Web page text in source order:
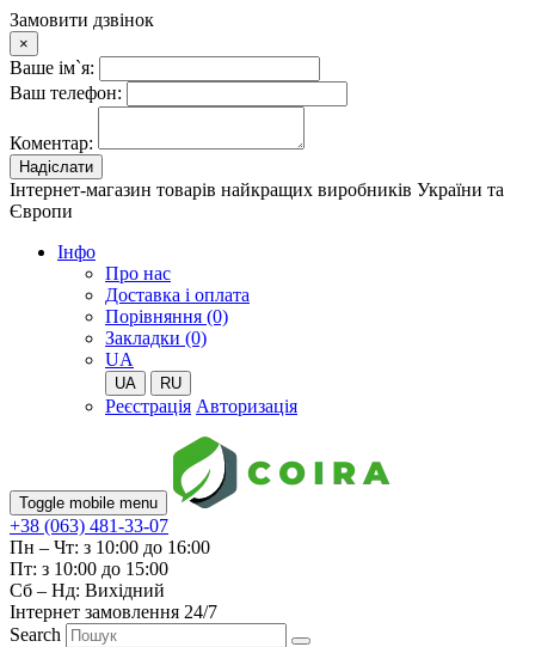
Замовити дзвінок
×
Ваше ім`я:
Ваш телефон:
Коментар:
Надіслати
Інтернет-магазин товарів найкращих виробників України та
Європи
Iнфо
Про нас
Доставка і оплата
Порівняння (0)
Закладки (0)
UA
UA RU
Реєстрація Авторизація
Toggle mobile menu
+38 (063) 481-33-07
Пн – Чт: з 10:00 до 16:00
Пт: з 10:00 до 15:00
Сб – Нд: Вихідний
Інтернет замовлення 24/7
Search